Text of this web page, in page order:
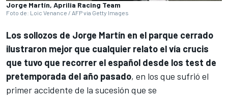
Jorge Martín, Aprilia Racing Team
Foto de: Loic Venance / AFP via Getty Images
Los sollozos de Jorge Martín en el parque cerrado
ilustraron mejor que cualquier relato el vía crucis
que tuvo que recorrer el español desde los test de
pretemporada del año pasado, en los que sufrió el
primer accidente de la sucesión que se